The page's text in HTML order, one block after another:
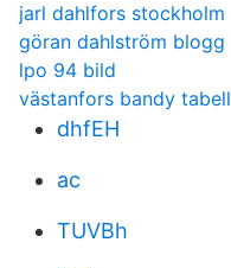
jarl dahlfors stockholm
göran dahlström blogg
lpo 94 bild
västanfors bandy tabell
dhfEH
ac
TUVBh